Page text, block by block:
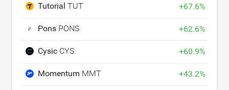
Tutorial TUT +67.6%
Pons PONS +62.6%
Cysic CYS +60.9%
Momentum MMT +43.2%